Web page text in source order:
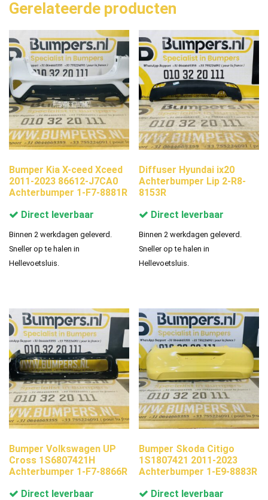
Gerelateerde producten
Bumper Kia X-ceed Xceed
2011-2023 86612-J7CA0
Achterbumper 1-F7-8881R
Direct leverbaar
Binnen 2 werkdagen geleverd.
Sneller op te halen in
Hellevoetsluis.
Diffuser Hyundai ix20
Achterbumper Lip 2-R8-
8153R
Direct leverbaar
Binnen 2 werkdagen geleverd.
Sneller op te halen in
Hellevoetsluis.
Bumper Volkswagen UP
Cross 1S6807421H
Achterbumper 1-F7-8866R
Direct leverbaar
Bumper Skoda Citigo
1S1807421 2011-2023
Achterbumper 1-E9-8883R
Direct leverbaar